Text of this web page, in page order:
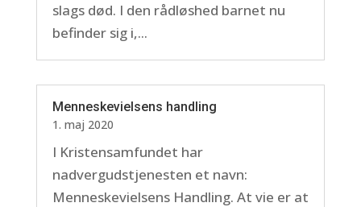
slags død. I den rådløshed barnet nu
befinder sig i,...
Menneskevielsens handling
1. maj 2020
I Kristensamfundet har
nadvergudstjenesten et navn:
Menneskevielsens Handling. At vie er at